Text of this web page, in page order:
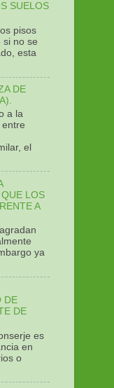
SUELOS
pisos
si no se
esta
DE
a la
el
LOS
A
ya
DE
DE
es
en
o